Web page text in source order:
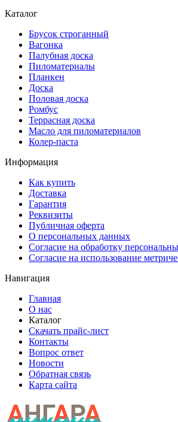
Каталог
Брусок строганный
Вагонка
Палубная доска
Пиломатериалы
Планкен
Доска
Половая доска
Ромбус
Террасная доска
Масло для пиломатериалов
Колер-паста
Информация
Как купить
Доставка
Гарантия
Реквизиты
Публичная оферта
О персональных данных
Согласие на обработку
Согласие на использование
Навигация
Главная
О нас
Каталог
Скачать прайс-лист
Контакты
Вопрос ответ
Новости
Обратная связь
Карта сайта